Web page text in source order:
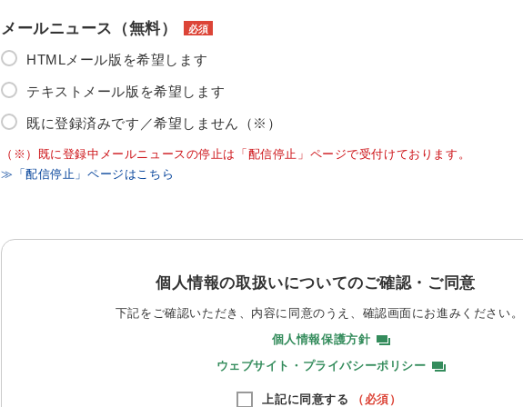
メールニュース（無料） 必須
HTMLメール版を希望します
テキストメール版を希望します
既に登録済みです／希望しません（※）
（※）既に登録中メールニュースの停止は「配信停止」ページで受付けております。
≫「配信停止」ページはこちら
個人情報の取扱いについてのご確認・ご同意
下記をご確認いただき、内容に同意のうえ、 確認画面にお進みください。
個人情報保護方針
ウェブサイト・プライバシーポリシー
上記に同意する （必須）